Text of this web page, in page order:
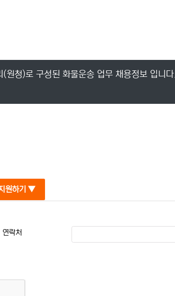
청)로 구성된 화물운송 업무 채용정보 입니
원하기 ▼
연락처